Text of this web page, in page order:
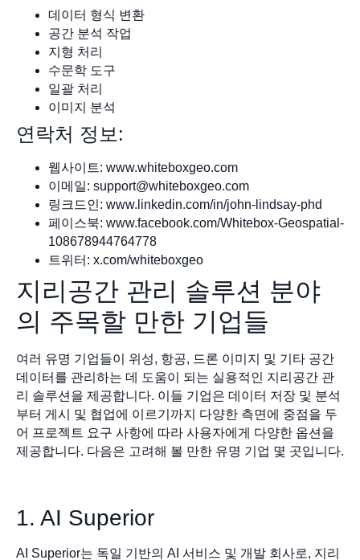
데이터 형식 변환
공간 분석 작업
지형 처리
수문학 도구
일괄 처리
이미지 분석
연락처 정보:
웹사이트: www.whiteboxgeo.com
이메일: support@whiteboxgeo.com
링크드인: www.linkedin.com/in/john-lindsay-phd
페이스북: www.facebook.com/Whitebox-Geospatial-
108678944764778
트위터: x.com/whiteboxgeo
지리공간 관리 솔루션 분야
의 주목할 만한 기업들
여러 유명 기업들이 위성, 항공, 드론 이미지 및 기타 공간
데이터를 관리하는 데 도움이 되는 실용적인 지리공간 관
리 솔루션을 제공합니다. 이들 기업은 데이터 저장 및 분석
부터 게시 및 협업에 이르기까지 다양한 측면에 중점을 두
어 프로젝트 요구 사항에 따라 사용자에게 다양한 옵션을
제공합니다. 다음은 고려해 볼 만한 유명 기업 몇 곳입니다.
1. AI Superior
AI Superior는 독일 기반의 AI 서비스 및 개발 회사로, 지리